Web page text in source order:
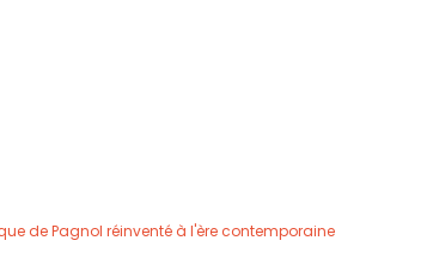
de Pagnol réinventé à l'ère contemporaine